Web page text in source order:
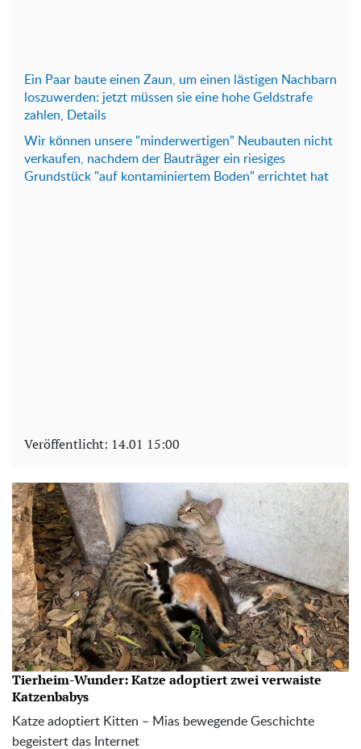
Ein Paar baute einen Zaun, um einen lästigen Nachbarn
loszuwerden: jetzt müssen sie eine hohe Geldstrafe
zahlen, Details
Wir können unsere "minderwertigen" Neubauten nicht
verkaufen, nachdem der Bauträger ein riesiges
Grundstück "auf kontaminiertem Boden" errichtet hat
Veröffentlicht: 14.01 15:00
Tierheim-Wunder: Katze adoptiert zwei verwaiste
Katzenbabys
Katze adoptiert Kitten – Mias bewegende Geschichte
begeistert das Internet